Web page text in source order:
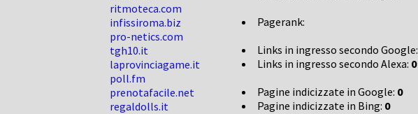
ritmoteca.com
infissiroma.biz
pro-netics.com
tgh10.it
laprovinciagame.it
poll.fm
prenotafacile.net
regaldolls.it
Pagerank:
Links in ingresso secondo Google:
Links in ingresso secondo Alexa: 0
Pagine indicizzate in Google: 0
Pagine indicizzate in Bing: 0